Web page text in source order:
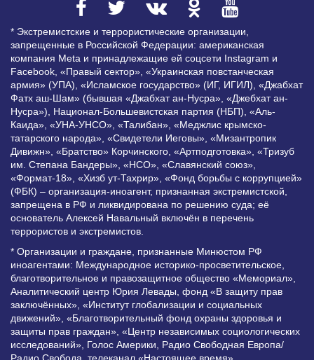
* Экстремистские и террористические организации,
запрещенные в Российской Федерации: американская
компания Meta и принадлежащие ей соцсети Instagram и
Facebook, «Правый сектор», «Украинская повстанческая
армия» (УПА), «Исламское государство» (ИГ, ИГИЛ), «Джабхат
Фатх аш-Шам» (бывшая «Джабхат ан-Нусра», «Джебхат ан-
Нусра»), Национал-Большевистская партия (НБП), «Аль-
Каида», «УНА-УНСО», «Талибан», «Меджлис крымско-
татарского народа», «Свидетели Иеговы», «Мизантропик
Дивижн», «Братство» Корчинского, «Артподготовка», «Тризуб
им. Степана Бандеры», «НСО», «Славянский союз»,
«Формат-18», «Хизб ут-Тахрир», «Фонд борьбы с коррупцией»
(ФБК) – организация-иноагент, признанная экстремистской,
запрещена в РФ и ликвидирована по решению суда; её
основатель Алексей Навальный включён в перечень
террористов и экстремистов.
* Организации и граждане, признанные Минюстом РФ
иноагентами: Международное историко-просветительское,
благотворительное и правозащитное общество «Мемориал»,
Аналитический центр Юрия Левады, фонд «В защиту прав
заключённых», «Институт глобализации и социальных
движений», «Благотворительный фонд охраны здоровья и
защиты прав граждан», «Центр независимых социологических
исследований», Голос Америки, Радио Свободная Европа/